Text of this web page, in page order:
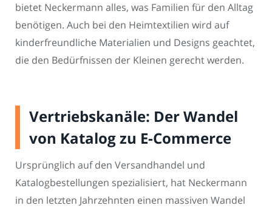
bietet Neckermann alles, was Familien für den Alltag
benötigen. Auch bei den Heimtextilien wird auf
kinderfreundliche Materialien und Designs geachtet,
die den Bedürfnissen der Kleinen gerecht werden.
Vertriebskanäle: Der Wandel
von Katalog zu E-Commerce
Ursprünglich auf den Versandhandel und
Katalogbestellungen spezialisiert, hat Neckermann
in den letzten Jahrzehnten einen massiven Wandel